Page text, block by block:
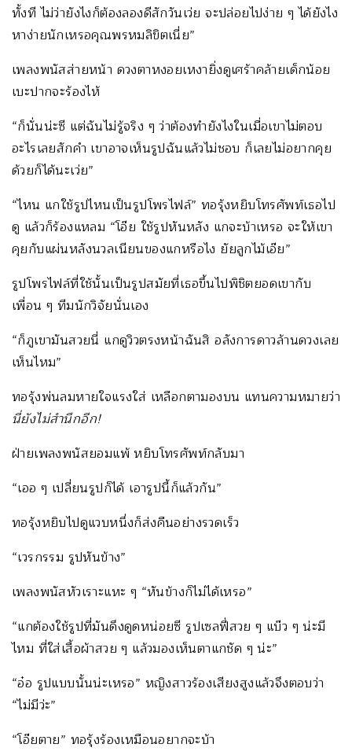
ทั้งที ไม่ว่ายังไงก็ต้องลองดีสักวันเว่ย จะปล่อยไปง่าย ๆ ได้ยังไง
หาง่ายนักเหรอคุณพรหมลิขิตเนี่ย”
เพลงพนัสส่ายหน้า ดวงตาหงอยเหงายิ่งดูเศร้าคล้ายเด็กน้อย
เบะปากจะร้องไห้
“ก็นั่นน่ะซี แต่ฉันไม่รู้จริง ๆ ว่าต้องทำยังไงในเมื่อเขาไม่ตอบ
อะไรเลยสักคำ เขาอาจเห็นรูปฉันแล้วไม่ชอบ ก็เลยไม่อยากคุย
ด้วยก็ได้นะเว่ย”
“ไหน แกใช้รูปไหนเป็นรูปโพรไฟล์” ทอรุ้งหยิบโทรศัพท์เธอไป
ดู แล้วก็ร้องแหลม “โอ๊ย ใช้รูปหันหลัง แกจะบ้าเหรอ จะให้เขา
คุยกับแผ่นหลังนวลเนียนของแกหรือไง ยัยลูกไม้เอ๊ย”
รูปโพรไฟล์ที่ใช้นั้นเป็นรูปสมัยที่เธอขึ้นไปพิชิตยอดเขากับ
เพื่อน ๆ ทีมนักวิจัยนั่นเอง
“ก็ภูเขามันสวยนี่ แกดูวิวตรงหน้าฉันสิ อลังการดาวล้านดวงเลย
เห็นไหม”
ทอรุ้งพ่นลมหายใจแรงใส่ เหลือกตามองบน แทนความหมายว่า
นี่ยังไม่สำนึกอีก!
ฝ่ายเพลงพนัสยอมแพ้ หยิบโทรศัพท์กลับมา
“เออ ๆ เปลี่ยนรูปก็ได้ เอารูปนี้ก็แล้วกัน”
ทอรุ้งหยิบไปดูแวบหนึ่งก็ส่งคืนอย่างรวดเร็ว
“เวรกรรม รูปหันข้าง”
เพลงพนัสหัวเราะแหะ ๆ “หันข้างก็ไม่ได้เหรอ”
“แกต้องใช้รูปที่มันดึงดูดหน่อยซี รูปเซลฟี่สวย ๆ แบ๊ว ๆ น่ะมี
ไหม ที่ใส่เสื้อผ้าสวย ๆ แล้วมองเห็นตาแกชัด ๆ น่ะ”
“อ๋อ รูปแบบนั้นน่ะเหรอ” หญิงสาวร้องเสียงสูงแล้วจึงตอบว่า
“ไม่มีว่ะ”
“โอ๊ยตาย” ทอรุ้งร้องเหมือนอยากจะบ้า